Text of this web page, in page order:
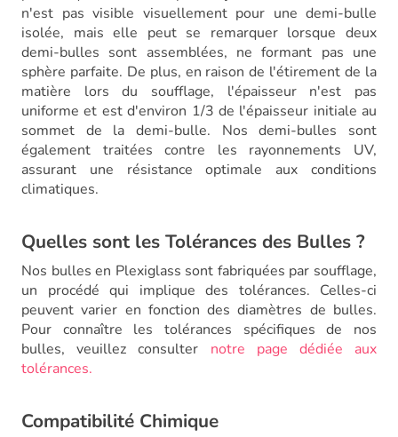
n'est pas visible visuellement pour une demi-bulle
isolée, mais elle peut se remarquer lorsque deux
demi-bulles sont assemblées, ne formant pas une
sphère parfaite. De plus, en raison de l'étirement de la
matière lors du soufflage, l'épaisseur n'est pas
uniforme et est d'environ 1/3 de l'épaisseur initiale au
sommet de la demi-bulle. Nos demi-bulles sont
également traitées contre les rayonnements UV,
assurant une résistance optimale aux conditions
climatiques.
Quelles sont les Tolérances des Bulles ?
Nos bulles en Plexiglass sont fabriquées par soufflage,
un procédé qui implique des tolérances. Celles-ci
peuvent varier en fonction des diamètres de bulles.
Pour connaître les tolérances spécifiques de nos
bulles, veuillez consulter notre page dédiée aux
tolérances.
Compatibilité Chimique